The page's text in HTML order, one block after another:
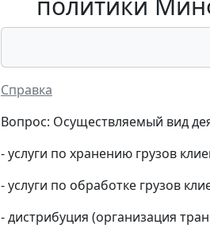
Справка
Вопрос: Осуществляемый вид
- услуги по хранению грузов
- услуги по обработке грузов
- дистрибуция (организация